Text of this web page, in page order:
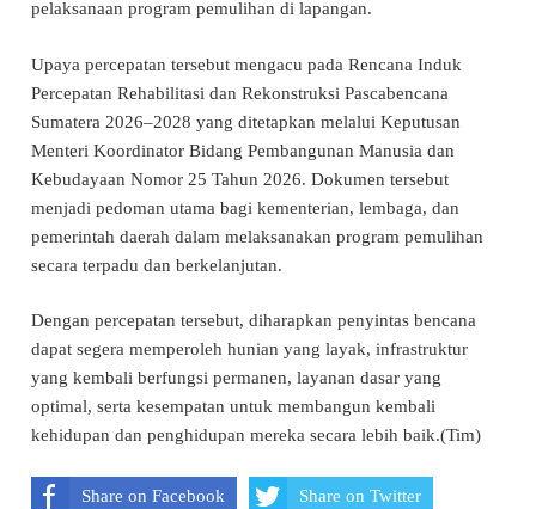
pelaksanaan program pemulihan di lapangan.
Upaya percepatan tersebut mengacu pada Rencana Induk
Percepatan Rehabilitasi dan Rekonstruksi Pascabencana
Sumatera 2026–2028 yang ditetapkan melalui Keputusan
Menteri Koordinator Bidang Pembangunan Manusia dan
Kebudayaan Nomor 25 Tahun 2026. Dokumen tersebut
menjadi pedoman utama bagi kementerian, lembaga, dan
pemerintah daerah dalam melaksanakan program pemulihan
secara terpadu dan berkelanjutan.
Dengan percepatan tersebut, diharapkan penyintas bencana
dapat segera memperoleh hunian yang layak, infrastruktur
yang kembali berfungsi permanen, layanan dasar yang
optimal, serta kesempatan untuk membangun kembali
kehidupan dan penghidupan mereka secara lebih baik.(Tim)
Share on Facebook Share on Twitter